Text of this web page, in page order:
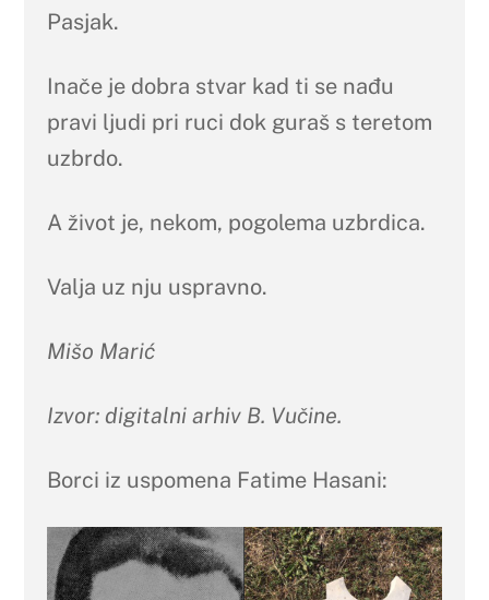
Pasjak.
Inače je dobra stvar kad ti se nađu
pravi ljudi pri ruci dok guraš s teretom
uzbrdo.
A život je, nekom, pogolema uzbrdica.
Valja uz nju uspravno.
Mišo Marić
Izvor: digitalni arhiv B. Vučine.
Borci iz uspomena Fatime Hasani: